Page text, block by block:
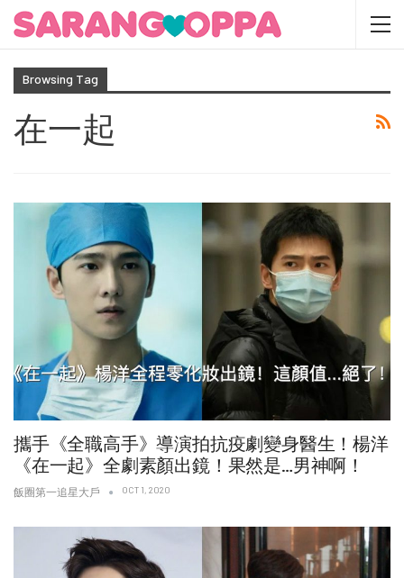
Browsing Tag
在一起
攜手《全職高手》導演拍抗疫劇變身醫生！楊洋
《在一起》全劇素顏出鏡！果然是…男神啊！
飯圈第一追星大戶 OCT 1, 2020